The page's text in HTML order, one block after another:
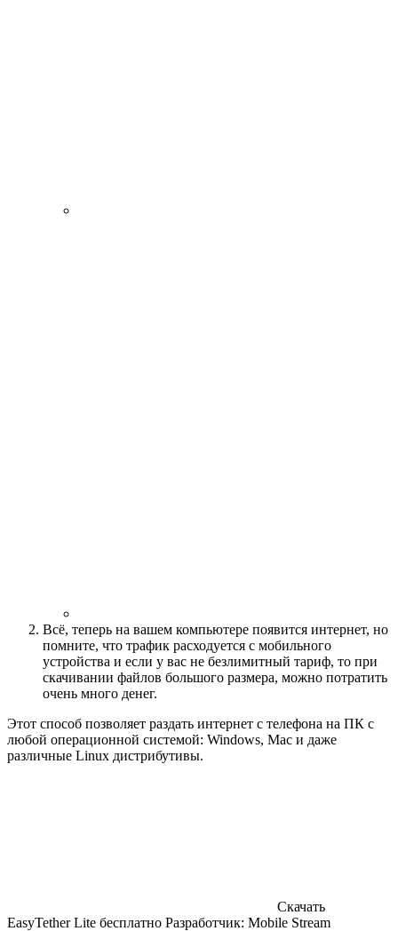
Всё, теперь на вашем компьютере появится интернет, но
помните, что трафик расходуется с мобильного
устройства и если у вас не безлимитный тариф, то при
скачивании файлов большого размера, можно потратить
очень много денег.
Этот способ позволяет раздать интернет с телефона на ПК с
любой операционной системой: Windows, Mac и даже
различные Linux дистрибутивы.
Скачать
EasyTether Lite бесплатно Разработчик: Mobile Stream